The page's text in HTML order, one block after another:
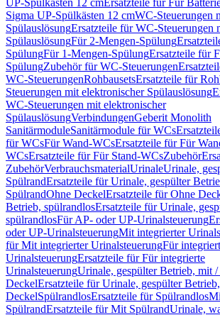
UP-Spülkästen 12 cmErsatzteile für Für
Sigma UP-Spülkästen 12 cmWC-Steuerungen
SpülauslösungErsatzteile für WC-Steuerungen
SpülauslösungFür 2-Mengen-Spülung
SpülungFür 1-Mengen-SpülungErsatzteile für
SpülungZubehör für WC-Steuerungen
WC-SteuerungenRohbausetsErsatzteile für
Steuerungen mit elektronischer Spülauslösung
WC-Steuerungen mit elektronischer
SpülauslösungVerbindungenGeberit Monolith
SanitärmoduleSanitärmodule für WCs
für WCsFür Wand-WCsErsatzteile für Für
WCsErsatzteile für Für Stand-WCsZubehör
ZubehörVerbrauchsmaterialUrinaleUrinale,
SpülrandErsatzteile für Urinale, gespülter
SpülrandOhne DeckelErsatzteile für Ohne
Betrieb, spülrandlosErsatzteile für Urinale,
spülrandlosFür AP- oder UP-Urinalsteuerung
oder UP-UrinalsteuerungMit integrierter
für Mit integrierter UrinalsteuerungFür
UrinalsteuerungErsatzteile für Für integrierte
UrinalsteuerungUrinale, gespülter Betrieb, mit
DeckelErsatzteile für Urinale, gespülter
DeckelSpülrandlosErsatzteile für Spülrandlos
SpülrandErsatzteile für Mit SpülrandUrinale,